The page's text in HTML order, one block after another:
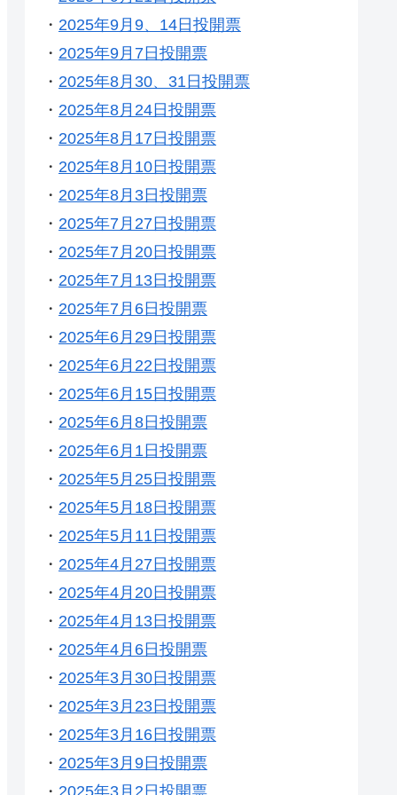
・ 2025年9月9、14日投開票
・ 2025年9月7日投開票
・ 2025年8月30、31日投開票
・ 2025年8月24日投開票
・ 2025年8月17日投開票
・ 2025年8月10日投開票
・ 2025年8月3日投開票
・ 2025年7月27日投開票
・ 2025年7月20日投開票
・ 2025年7月13日投開票
・ 2025年7月6日投開票
・ 2025年6月29日投開票
・ 2025年6月22日投開票
・ 2025年6月15日投開票
・ 2025年6月8日投開票
・ 2025年6月1日投開票
・ 2025年5月25日投開票
・ 2025年5月18日投開票
・ 2025年5月11日投開票
・ 2025年4月27日投開票
・ 2025年4月20日投開票
・ 2025年4月13日投開票
・ 2025年4月6日投開票
・ 2025年3月30日投開票
・ 2025年3月23日投開票
・ 2025年3月16日投開票
・ 2025年3月9日投開票